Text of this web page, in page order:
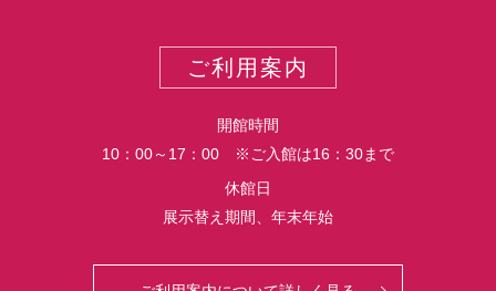
ご利用案内
開館時間
10：00～17：00 ※ご入館は16：30まで
休館日
展示替え期間、年末年始